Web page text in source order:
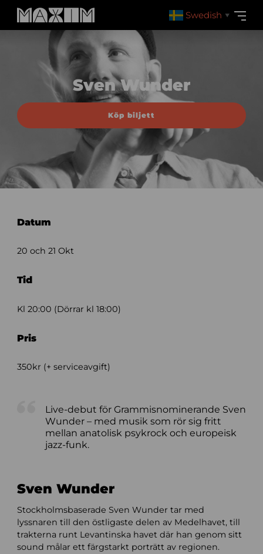
Swedish ▼
Sven Wunder
Köp biljett
Datum
20 och 21 Okt
Tid
Kl 20:00 (Dörrar kl 18:00)
Pris
350kr (+ serviceavgift)
Live-debut för Grammisnominerande Sven
Wunder – med musik som rör sig fritt
mellan anatolisk psykrock och europeisk
jazz-funk.
Sven Wunder
Stockholmsbaserade Sven Wunder tar med
lyssnaren till den östligaste delen av Medelhavet, till
trakterna runt Levantinska havet där han genom sitt
sound målar ett färgstarkt porträtt av regionen.